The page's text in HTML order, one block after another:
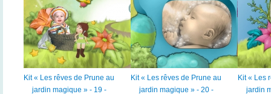
Kit « Les rêves de Prune au
jardin magique » - 19 -
Kit « Les rêves de Prune au
jardin magique » - 20 -
Kit « Les
jardin